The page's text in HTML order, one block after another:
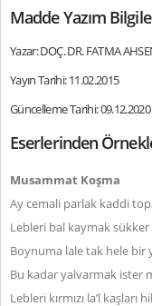
Madde Yazım
Yazar: DOÇ. DR. FATMA
Yayın Tarihi: 11.02.2015
Güncelleme Tarihi: 09.12.2020
Eserlerinden
Musammat Koşma
Ay cemali parlak kaddi
Lebleri bal kaymak sükker
Boynuma lale tak hele bir
Bu kadar yalvarmak ister
Lebleri kırmızı la’l kaşları